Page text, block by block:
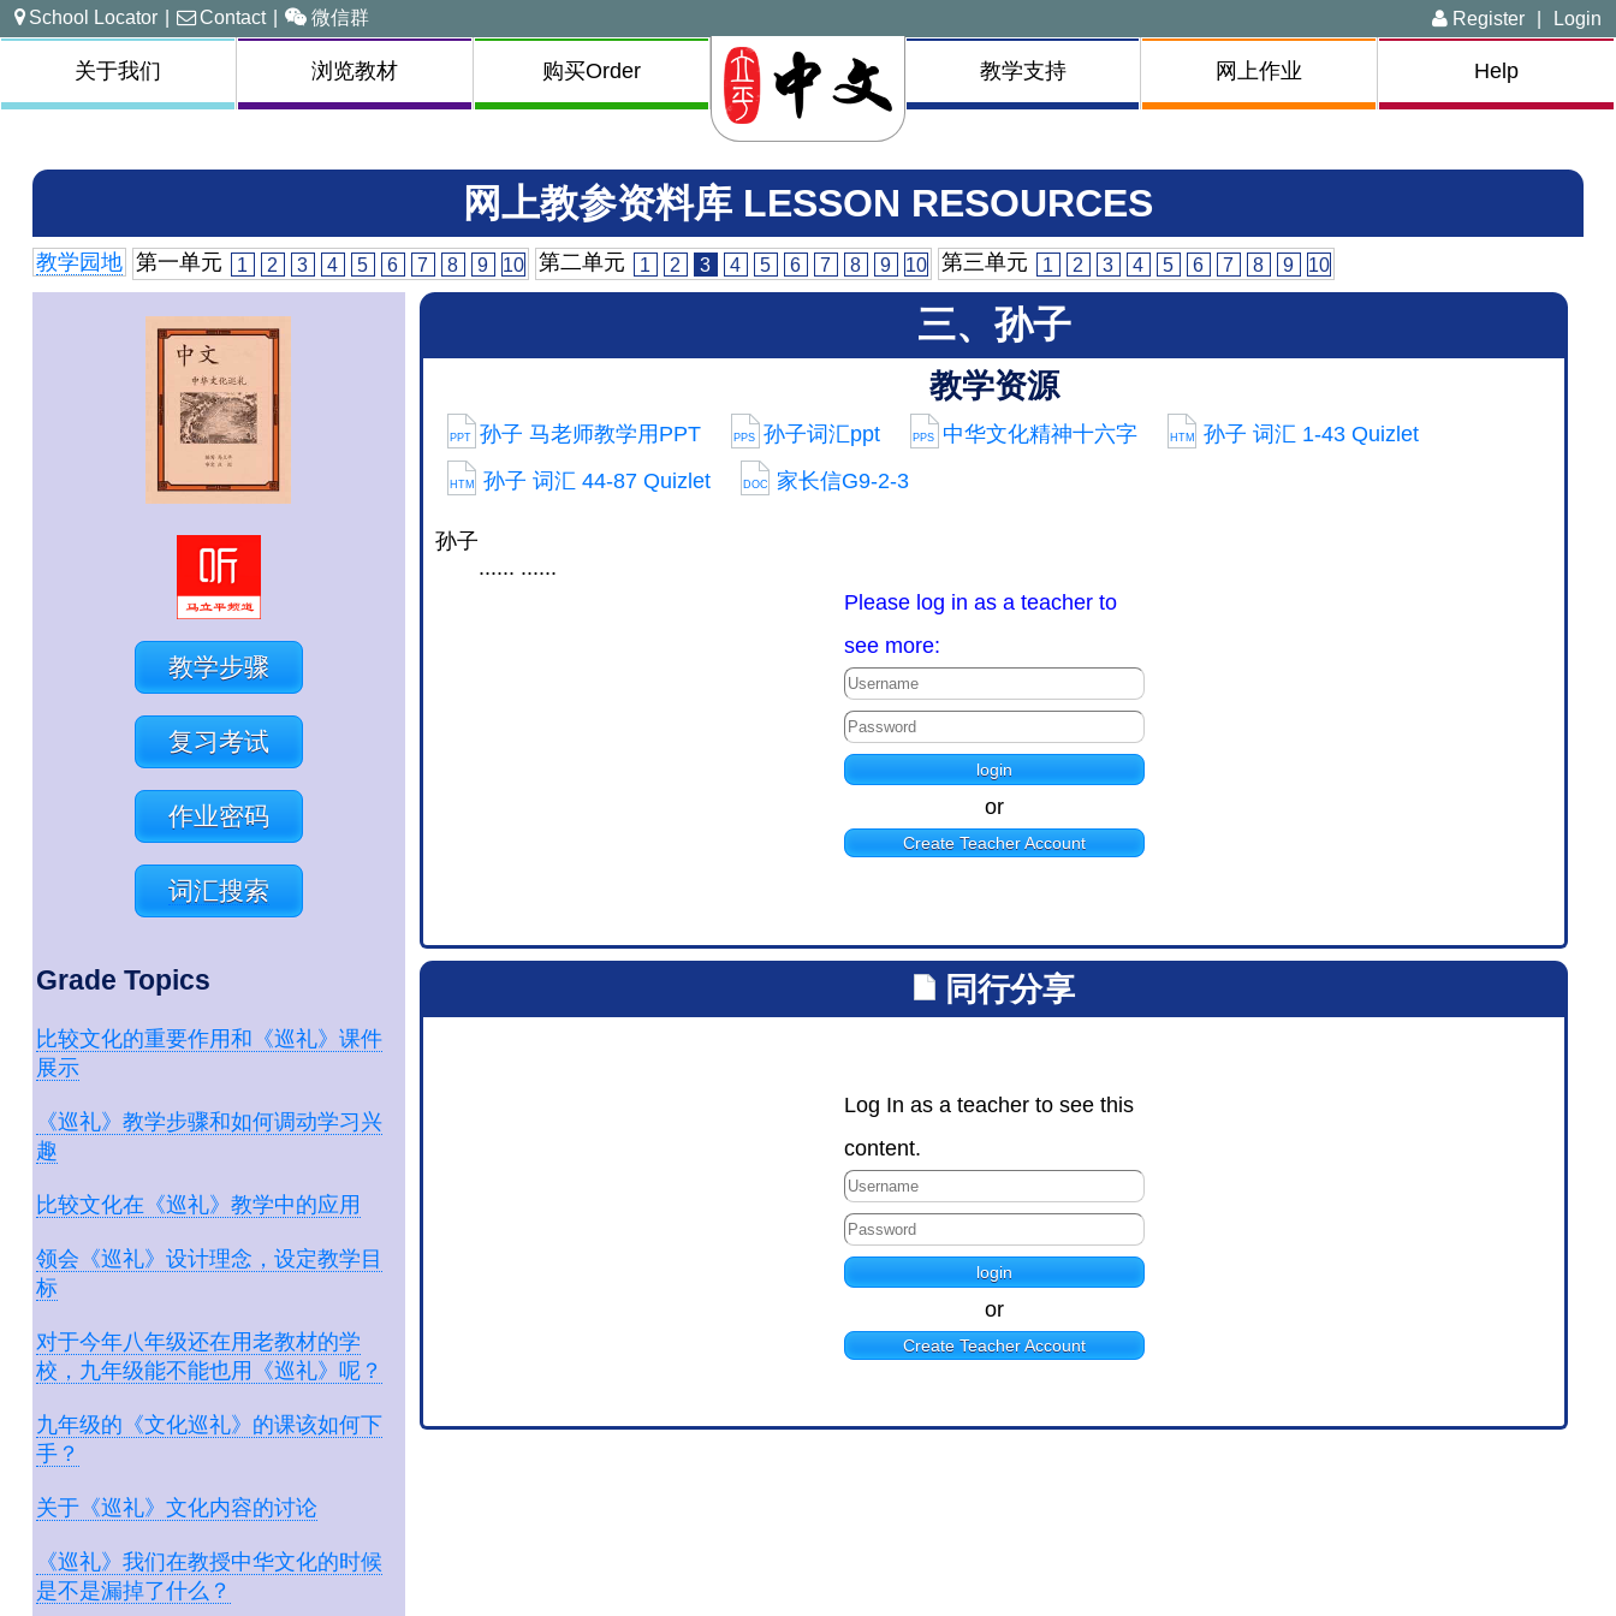
School Locator | Contact | 微信群 Register | Login
关于我们 浏览教材 购买Order 教学支持 网上作业 Help
网上教参资料库 LESSON RESOURCES
教学园地 第一单元 1 2 3 4 5 6 7 8 9 10 第二单元 1 2 3 4 5 6 7 8 9 10 第三单元 1 2 3 4 5 6 7 8 9 10
教学步骤
复习考试
作业密码
词汇搜索
Grade Topics
比较文化的重要作用和《巡礼》课件
展示
《巡礼》教学步骤和如何调动学习兴
趣
比较文化在《巡礼》教学中的应用
领会《巡礼》设计理念，设定教学目
标
对于今年八年级还在用老教材的学
校，九年级能不能也用《巡礼》呢？
九年级的《文化巡礼》的课该如何下
手？
关于《巡礼》文化内容的讨论
《巡礼》我们在教授中华文化的时候
是不是漏掉了什么？
三、孙子
教学资源
PPT 孙子 马老师教学用PPT PPS 孙子词汇ppt PPS 中华文化精神十六字 HTM 孙子 词汇 1-43 Quizlet
HTM 孙子 词汇 44-87 Quizlet DOC 家长信G9-2-3
孙子
...... ......
Please log in as a teacher to
see more:
or
Create Teacher Account
同行分享
Log In as a teacher to see this
content.
or
Create Teacher Account